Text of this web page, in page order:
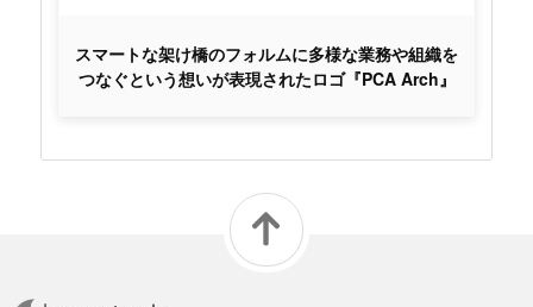
スマートな架け橋のフォルムに多様な業務や組織を
つなぐという想いが表現されたロゴ『PCA Arch』